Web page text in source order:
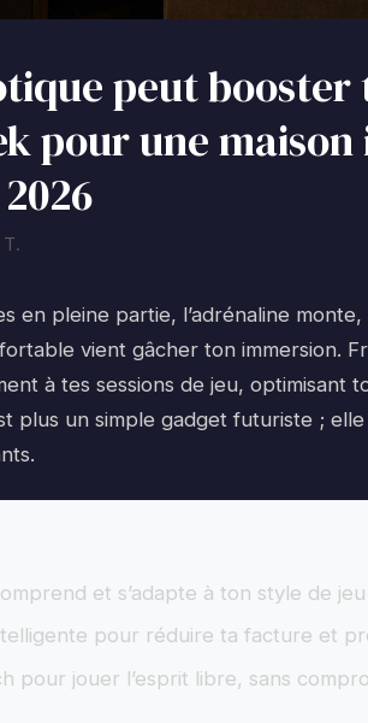
peut booster
pour une
T.
en pleine partie, l’adrénaline
vient gâcher ton immersion.
à tes sessions de jeu,
plus un simple gadget futuriste ;
et s’adapte à ton style de
pour réduire ta facture et
pour jouer l’esprit libre, sans